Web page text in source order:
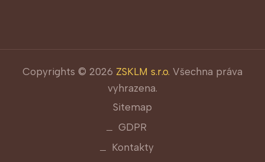
Copyrights © 2026 ZSKLM s.r.o. Všechna práva
vyhrazena.
Sitemap
GDPR
Kontakty